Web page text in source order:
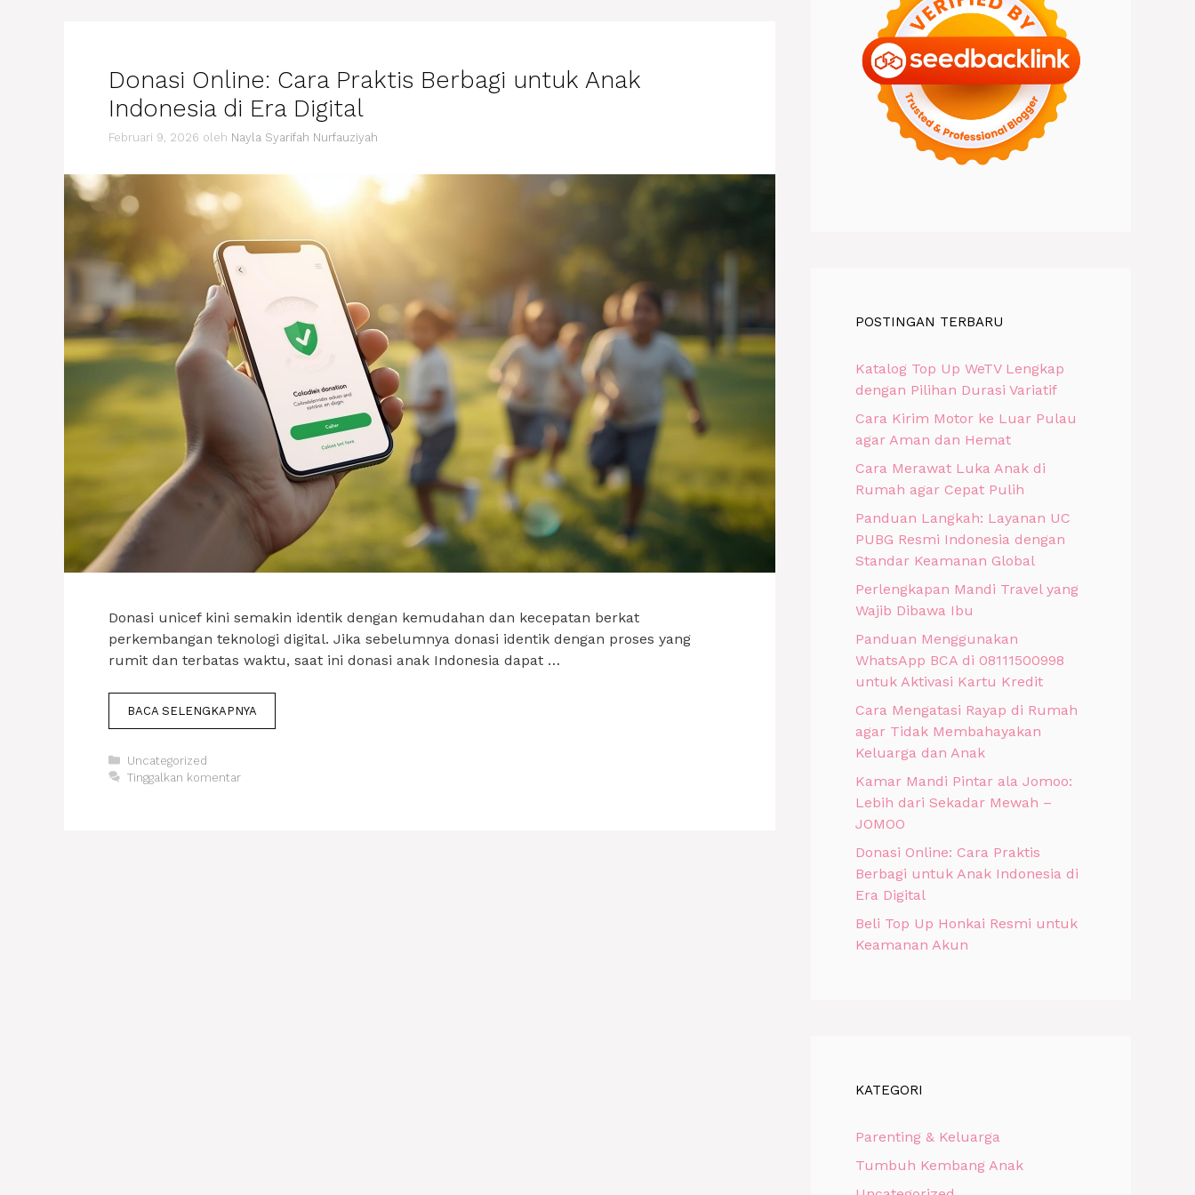
Donasi Online: Cara Praktis Berbagi untuk Anak
Indonesia di Era Digital
Februari 9, 2026 oleh Nayla Syarifah Nurfauziyah
Donasi unicef kini semakin identik dengan kemudahan dan kecepatan berkat
perkembangan teknologi digital. Jika sebelumnya donasi identik dengan proses yang
rumit dan terbatas waktu, saat ini donasi anak Indonesia dapat …
BACA SELENGKAPNYA
Kategori
Uncategorized
Tinggalkan komentar
POSTINGAN TERBARU
Katalog Top Up WeTV Lengkap
dengan Pilihan Durasi Variatif
Cara Kirim Motor ke Luar Pulau
agar Aman dan Hemat
Cara Merawat Luka Anak di
Rumah agar Cepat Pulih
Panduan Langkah: Layanan UC
PUBG Resmi Indonesia dengan
Standar Keamanan Global
Perlengkapan Mandi Travel yang
Wajib Dibawa Ibu
Panduan Menggunakan
WhatsApp BCA di 08111500998
untuk Aktivasi Kartu Kredit
Cara Mengatasi Rayap di Rumah
agar Tidak Membahayakan
Keluarga dan Anak
Kamar Mandi Pintar ala Jomoo:
Lebih dari Sekadar Mewah –
JOMOO
Donasi Online: Cara Praktis
Berbagi untuk Anak Indonesia di
Era Digital
Beli Top Up Honkai Resmi untuk
Keamanan Akun
KATEGORI
Parenting & Keluarga
Tumbuh Kembang Anak